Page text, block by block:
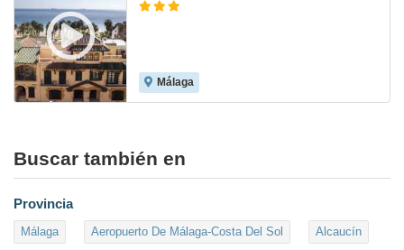
Málaga
Buscar también en
Provincia
Málaga Aeropuerto De Málaga-Costa Del Sol Alcaucín